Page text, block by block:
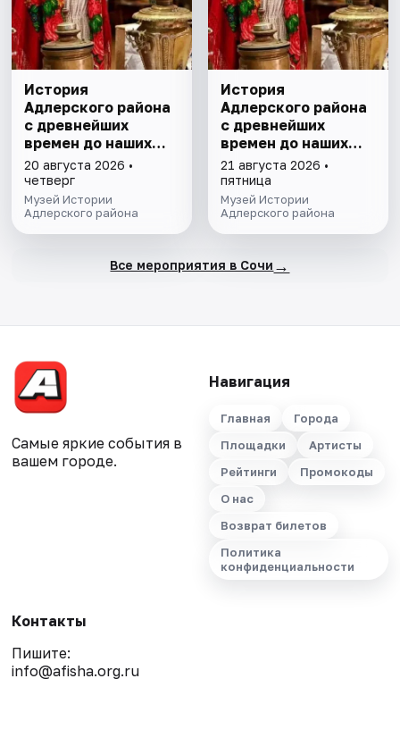
История
Адлерского района
с древнейших
времен до наших
дней. Экскурсия
20 августа 2026 •
четверг
Музей Истории
Адлерского района
История
Адлерского района
с древнейших
времен до наших
дней. Экскурсия
21 августа 2026 •
пятница
Музей Истории
Адлерского района
Все мероприятия в Сочи →
Самые яркие события в
вашем городе.
Навигация
Главная
Города
Площадки
Артисты
Рейтинги
Промокоды
О нас
Возврат билетов
Политика
конфиденциальности
Контакты
Пишите:
info@afisha.org.ru